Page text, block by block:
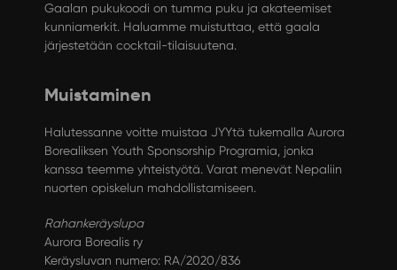
Gaalan pukukoodi on tumma puku ja akateemiset
kunniamerkit. Haluamme muistuttaa, että gaala
järjestetään cocktail-tilaisuutena.
Muistaminen
Halutessanne voitte muistaa JYYtä tukemalla Aurora
Borealiksen Youth Sponsorship Programia, jonka
kanssa teemme yhteistyötä. Varat menevät Nepaliin
nuorten opiskelun mahdollistamiseen.
Rahankeräyslupa
Aurora Borealis ry
Keräysluvan numero: RA/2020/836